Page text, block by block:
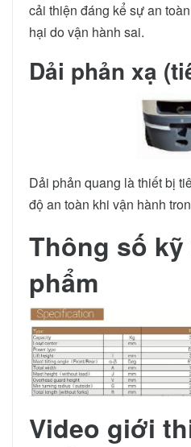
cải thiện đáng kể sự an
hại do vận hành sai.
Dải phản xạ
Dải phản quang là thiết bị
độ an toàn khi vận hành
Thông số
phẩm
Video giới